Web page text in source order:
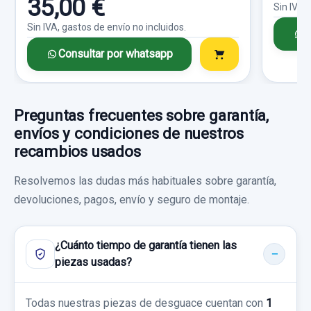
MANDO LIMPIA
MANDO LIMPIA usado.
MITSUBISHI MONTERO (V60/V70) 3.2 DI-D
Garantía 1 año
Ref:740521
Consultar por whatsapp
35,00 €
Sin IVA, gastos de envío no incluidos.
Consultar por whatsapp
Sin IVA,
Preguntas frecuentes sobre garantía,
envíos y condiciones de nuestros
recambios usados
Resolvemos las dudas más habituales sobre garantía,
devoluciones, pagos, envío y seguro de montaje.
¿Cuánto tiempo de garantía tienen las
piezas usadas?
Todas nuestras piezas de desguace cuentan con 1